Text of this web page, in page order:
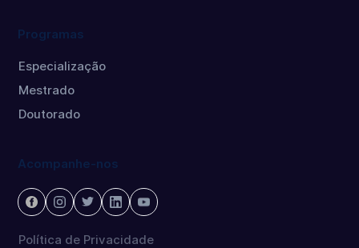
Programas
Especialização
Mestrado
Doutorado
Acompanhe-nos
Política de Privacidade